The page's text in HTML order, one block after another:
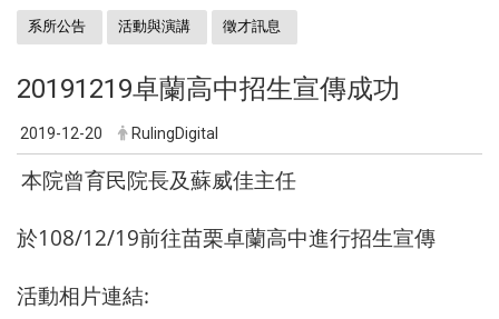
系所公告 活動與演講 徵才訊息
20191219卓蘭高中招生宣傳成功
2019-12-20 RulingDigital
本院曾育民院長及蘇威佳主任
於108/12/19前往苗栗卓蘭高中進行招生宣傳
活動相片連結: